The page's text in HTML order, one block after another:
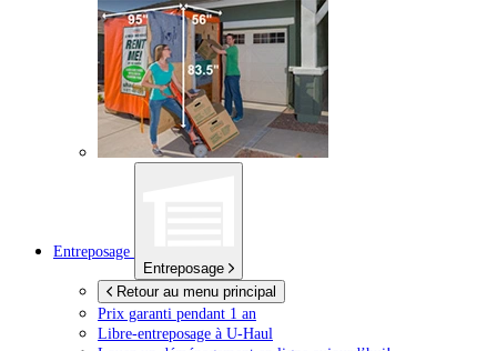
Entreposage
Entreposage
Retour au menu principal
Prix garanti pendant 1 an
Libre-entreposage à U-Haul